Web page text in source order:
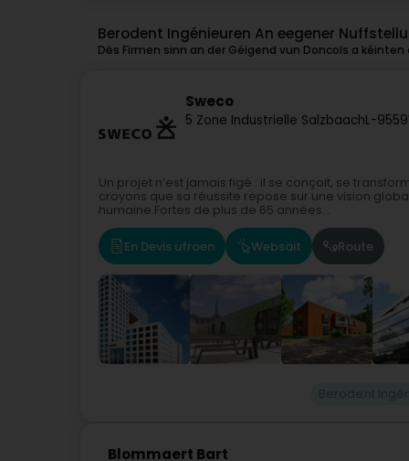
Berodent Ingénieuren An eegener
Dës Firmen sinn an der Géigend vun Doncols a
Sweco
5 Zone Industrielle SalzbaachL-9559
Un projet n’est jamais figé : il se conçoit, se
croyons que sa réussite repose sur une vision
humaine.Fortes de plus de 65 années...
En Devis ufroen Websäit Route
Blommaert Bart